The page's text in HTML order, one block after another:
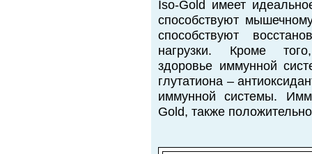
Iso-Gold имеет
способствуют
способствуют
нагрузки. Кроме
здоровье иммунной
глутатиона –
иммунной системы.
Gold, также